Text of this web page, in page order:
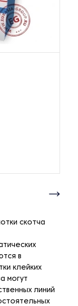
скотча
в
клейких
могут
линий